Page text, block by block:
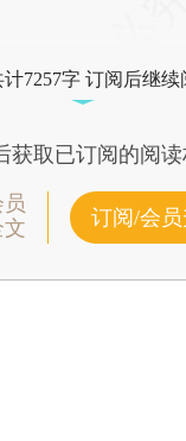
7257字 订阅后继续
获取已订阅的阅读
订阅/会